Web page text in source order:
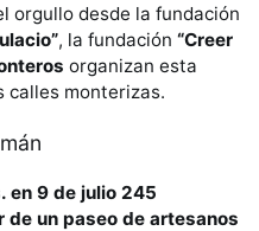
orgullo desde la fundación
, la fundación “Creer
organizan esta
calles monterizas.
en 9 de julio 245
un paseo de artesanos